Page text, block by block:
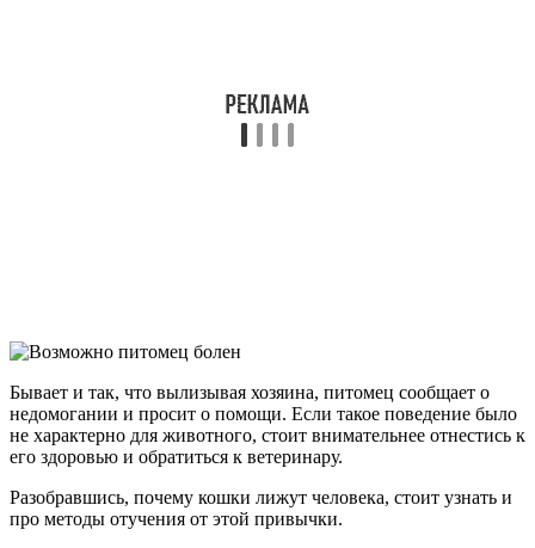
Бывает и так, что вылизывая хозяина, питомец сообщает о
недомогании и просит о помощи. Если такое поведение было
не характерно для животного, стоит внимательнее отнестись к
его здоровью и обратиться к ветеринару.
Разобравшись, почему кошки лижут человека, стоит узнать и
про методы отучения от этой привычки.